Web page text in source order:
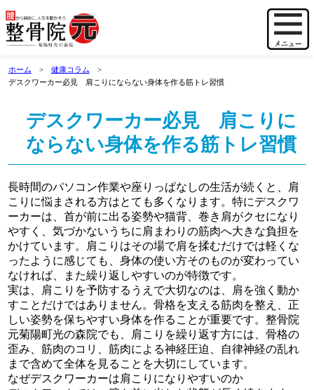
ホーム
健康コラム
デスクワーカー必見 肩こりにならない身体を作る筋トレ習慣
デスクワーカー必見 肩こりに
ならない身体を作る筋トレ習慣
長時間のパソコン作業や座りっぱなしの生活が続くと、肩
こりに悩まされる方はとても多くなります。特にデスクワ
ーカーは、首が前に出る姿勢や猫背、巻き肩がクセになり
やすく、気づかないうちに肩まわりの筋肉へ大きな負担を
かけています。肩こりはその場で肩を揉むだけでは軽くな
ったように感じても、身体の使い方そのものが変わってい
なければ、また繰り返しやすいのが特徴です。
実は、肩こりを予防するうえで大切なのは、肩を強く動か
すことだけではありません。骨格を支える筋肉を整え、正
しい姿勢を保ちやすい身体を作ることが重要です。整骨院
元菊陽町光の森院でも、肩こりを繰り返す方には、骨格の
歪み、筋肉のコリ、筋肉による神経圧迫、自律神経の乱れ
まで含めて全体を見ることを大切にしています。
なぜデスクワーカーは肩こりになりやすいのか